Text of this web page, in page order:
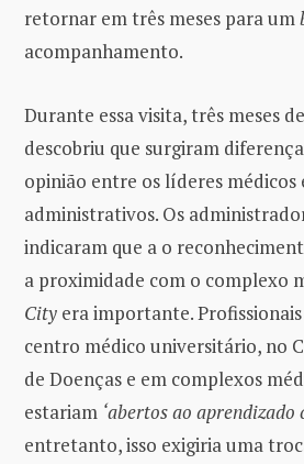
retornar em três meses para um
acompanhamento.
Durante essa visita, três meses
descobriu que surgiram
opinião entre os líderes médicos
administrativos. Os
indicaram que a o
a proximidade com o complexo
City era importante.
centro médico universitário, no
de Doenças e em complexos
estariam ‘abertos ao aprendizado
entretanto, isso exigiria uma